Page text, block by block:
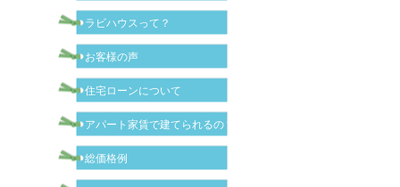
ラビハウスって？
お客様の声
住宅ローンについて
アパート家賃で建てられるの？
総価格例